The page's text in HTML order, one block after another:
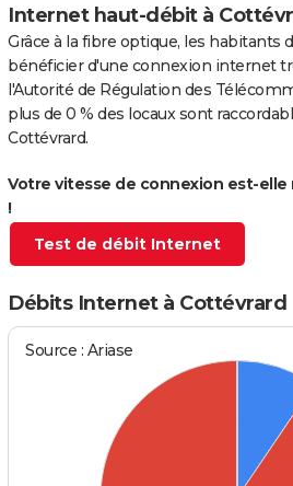
Internet haut-débit à
Grâce à la fibre optique, les habitants
bénéficier d'une connexion internet
l'Autorité de Régulation des
plus de 0 % des locaux sont
Cottévrard.
Votre vitesse de connexion est-elle
!
Test de débit Internet
Débits Internet à Cottévrard
Source : Ariase